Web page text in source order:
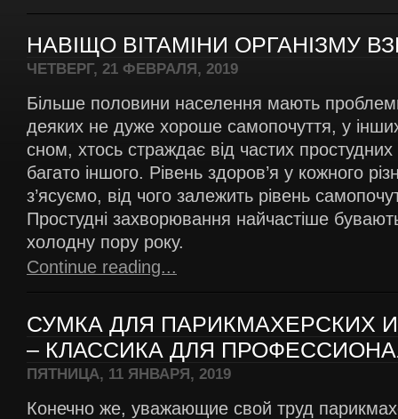
НАВІЩО ВІТАМІНИ ОРГАНІЗМУ
ЧЕТВЕРГ, 21 ФЕВРАЛЯ, 2019
Більше половини населення мають
деяких не дуже хороше самопочуття, у
сном, хтось страждає від частих
багато іншого. Рівень здоров’я у кожного
з’ясуємо, від чого залежить рівень
Простудні захворювання найчастіше
холодну пору року.
Continue reading...
СУМКА ДЛЯ ПАРИКМАХЕРСКИХ
– КЛАССИКА ДЛЯ
ПЯТНИЦА, 11 ЯНВАРЯ, 2019
Конечно же, уважающие свой труд